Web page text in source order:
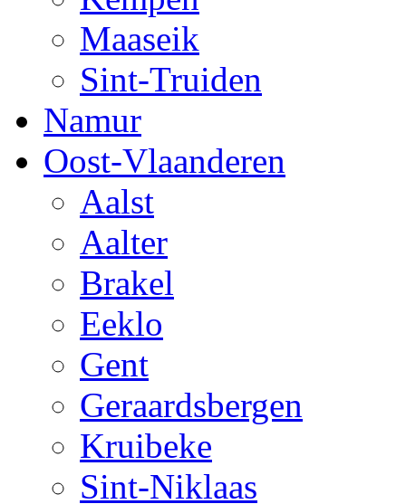
Maaseik
Sint-Truiden
Namur
Oost-Vlaanderen
Aalst
Aalter
Brakel
Eeklo
Gent
Geraardsbergen
Kruibeke
Sint-Niklaas